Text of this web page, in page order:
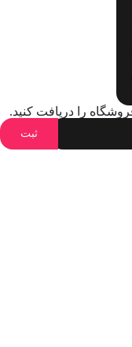
را دریافت کنید.